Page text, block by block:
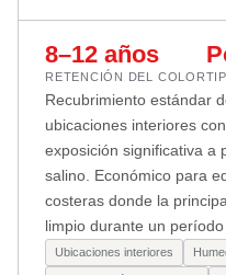
8–12 años
RETENCIÓN DEL COLOR
Recubrimiento estándar
ubicaciones interiores
exposición significativa a
salino. Económico para
costeras donde la
limpio durante un
Ubicaciones interiores